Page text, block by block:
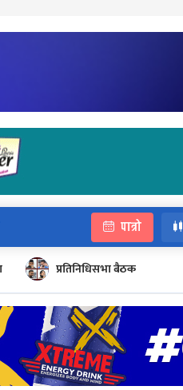
पात्रो
प्रतिनिधिसभा बैठक